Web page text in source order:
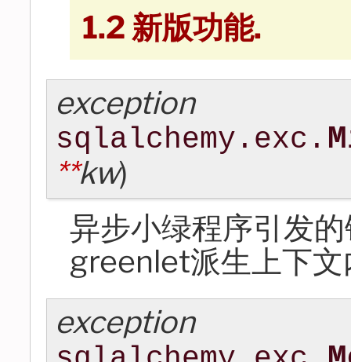
1.2 新版功能.
exception
sqlalchemy.exc.
**kw)
异步小绿程序引发
greenlet派生上下文
exception